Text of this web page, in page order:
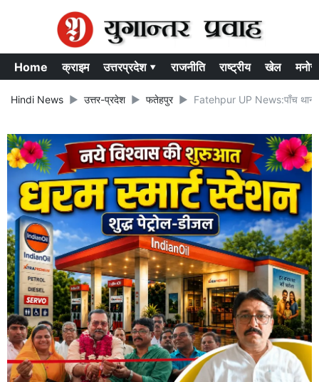
Home क्राइम उत्तरप्रदेश ▾ राजनीति राष्ट्रीय खेल
Hindi News उत्तर-प्रदेश फतेहपुर Fatehpur UP News:पाँच थानों